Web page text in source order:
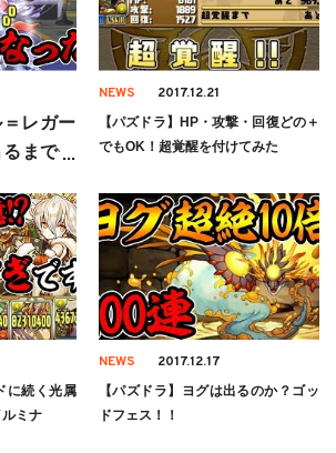
＝レガー
まで何
NEWS 2017.12.21
【パズドラ】HP・攻撃・回復どの＋
でもOK！超覚醒を付けてみた
に続く光属
ミナ
NEWS 2017.12.17
【パズドラ】ヨグは出るのか？ゴッ
ドフェス！！